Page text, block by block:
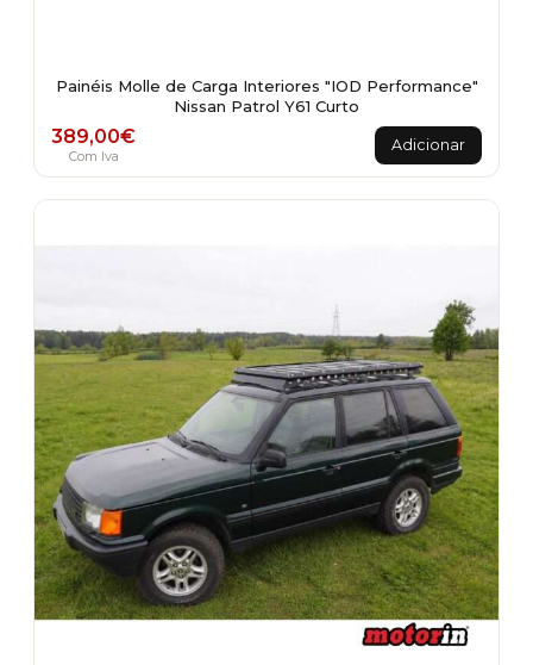
Painéis Molle de Carga Interiores "IOD Performance"
Nissan Patrol Y61 Curto
389,00€
Com Iva
Adicionar